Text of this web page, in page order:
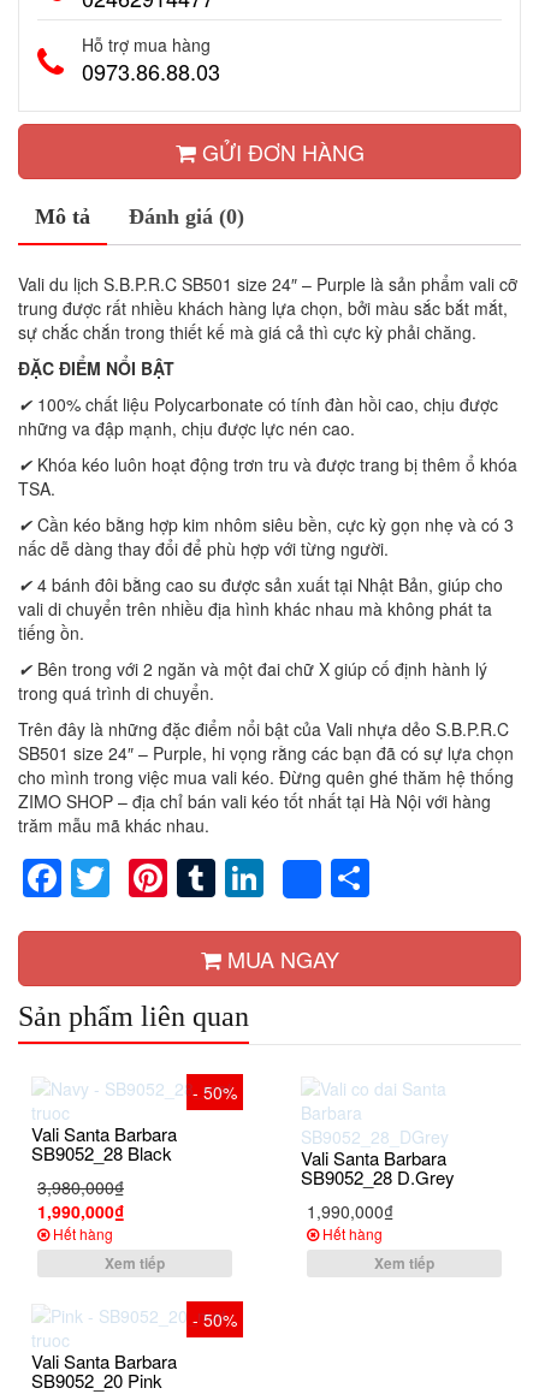
Hỗ trợ mua hàng
0973.86.88.03
GỬI ĐƠN HÀNG
Mô tả Đánh giá (0)
Vali du lịch S.B.P.R.C SB501 size 24″ – Purple là sản phẩm vali cỡ
trung được rất nhiều khách hàng lựa chọn, bởi màu sắc bắt mắt,
sự chắc chắn trong thiết kế mà giá cả thì cực kỳ phải chăng.
ĐẶC ĐIỂM NỔI BẬT
✔ 100% chất liệu Polycarbonate có tính đàn hồi cao, chịu được
những va đập mạnh, chịu được lực nén cao.
✔ Khóa kéo luôn hoạt động trơn tru và được trang bị thêm ổ khóa
TSA.
✔ Cần kéo bằng hợp kim nhôm siêu bền, cực kỳ gọn nhẹ và có 3
nấc dễ dàng thay đổi để phù hợp với từng người.
✔ 4 bánh đôi bằng cao su được sản xuất tại Nhật Bản, giúp cho
vali di chuyển trên nhiều địa hình khác nhau mà không phát ta
tiếng ồn.
✔ Bên trong với 2 ngăn và một đai chữ X giúp cố định hành lý
trong quá trình di chuyển.
Trên đây là những đặc điểm nổi bật của Vali nhựa dẻo S.B.P.R.C
SB501 size 24″ – Purple, hi vọng rằng các bạn đã có sự lựa chọn
cho mình trong việc mua vali kéo. Đừng quên ghé thăm hệ thống
ZIMO SHOP – địa chỉ bán vali kéo tốt nhất tại Hà Nội với hàng
trăm mẫu mã khác nhau.
Facebook
TwitterPinterest
TumblrLinkedIn
Share
MUA NGAY
Sản phẩm liên quan
- 50%
Vali Santa Barbara
SB9052_28 Black
3,980,000₫
1,990,000₫
Hết hàng
Xem tiếp
Vali Santa Barbara
SB9052_28 D.Grey
1,990,000₫
Hết hàng
Xem tiếp
- 50%
Vali Santa Barbara
SB9052_20 Pink